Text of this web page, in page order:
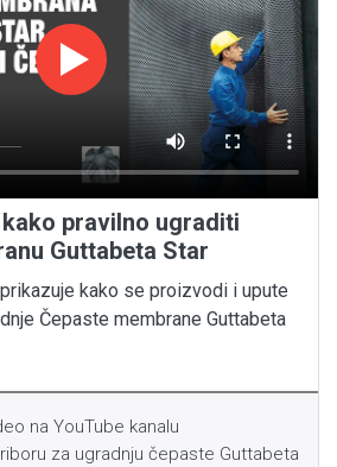
kako pravilno ugraditi
Guttabeta Star
kako se proizvodi i upute
Čepaste membrane Guttabeta
na YouTube kanalu
za ugradnju čepaste Guttabeta